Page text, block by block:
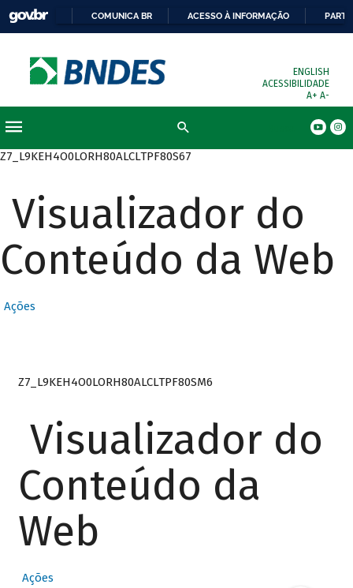
COMUNICA BR ACESSO À INFORMAÇÃO
ENGLISH
ACESSIBILIDADE
A+ A-
Z7_L9KEH4O0LORH80ALCLTPF80S67
Visualizador do
Conteúdo da Web
Ações
Z7_L9KEH4O0LORH80ALCLTPF80SM6
Visualizador do
Conteúdo da
Web
Ações